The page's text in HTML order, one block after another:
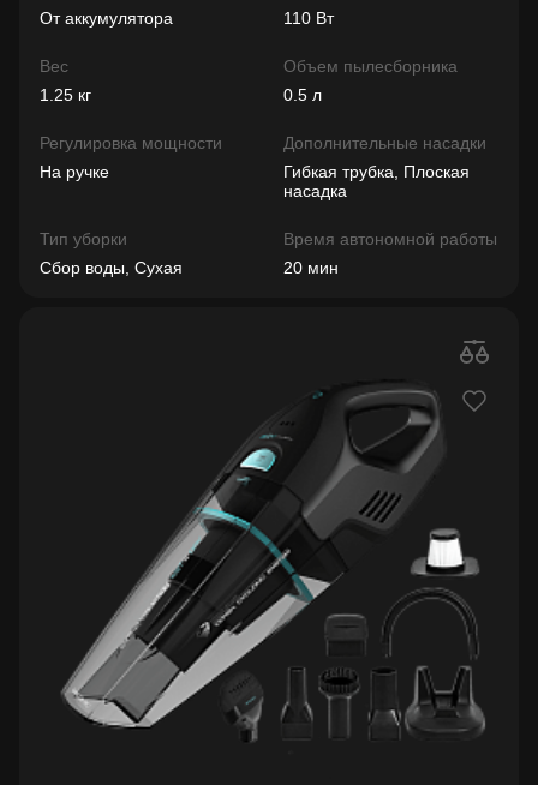
От аккумулятора
110 Вт
Вес
1.25 кг
Объем пылесборника
0.5 л
Регулировка мощности
На ручке
Дополнительные насадки
Гибкая трубка, Плоская
насадка
Тип уборки
Сбор воды, Сухая
Время автономной работы
20 мин